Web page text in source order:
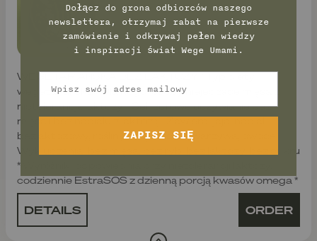
WEGETARIAŃSKA BEZ LAKTOZY * Typ diety:
wegetariańska * Dla kogo: osoby niejedzące mięsa z
nietolerancją laktozy * Cel: zdrowe odżywianie bez
mięsa i bez nabiału z laktozą * Zawiera: jaja, nabiał
bezlaktozowy, rośliny strączkowe, warzywa, owoce *
Wykluczenia: bez mięsa, bez ryb, bez laktozy, bez cukru
* Wyróżnik: odpowiednia przy nietolerancji laktozy,
codziennie EstraSOS z dzienną porcją kwasów omega *
DETAILS ORDER
Dołącz do grona odbiorców naszego
newslettera, otrzymaj rabat na pierwsze
zamówienie i odkrywaj pełen wiedzy
i inspiracji świat Wege Umami.
ZAPISZ SIĘ